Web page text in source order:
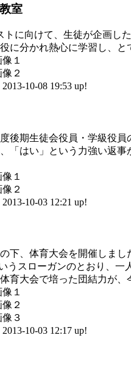
室
トに向けて、生徒が企画し
に分かれ熱心に学習し、
10-08 19:53 up!
後期生徒会役員・学級役員
「はい」という力強い返
10-03 12:21 up!
下、体育大会を開催しまし
いうスローガンのとおり、
育大会で培った団結力が、
10-03 12:17 up!